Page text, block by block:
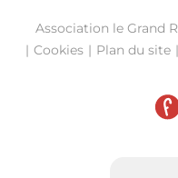
Association le Grand
Cookies
Plan du site